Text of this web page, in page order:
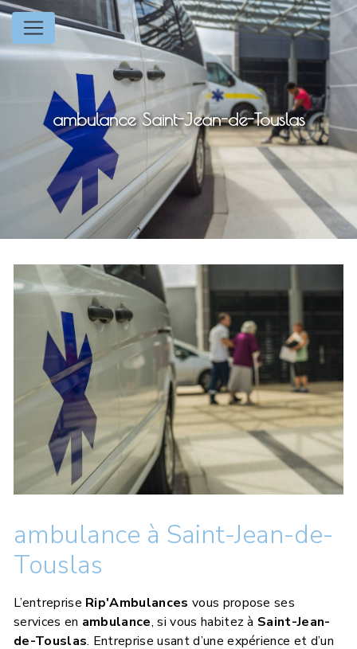
ambulance Saint-Jean-de-Touslas
ambulance à Saint-Jean-de-
Touslas
L’entreprise Rip'Ambulances vous propose ses
services en ambulance, si vous habitez à Saint-Jean-
de-Touslas. Entreprise usant d’une expérience et d’un
Panneau de gestion des cookies